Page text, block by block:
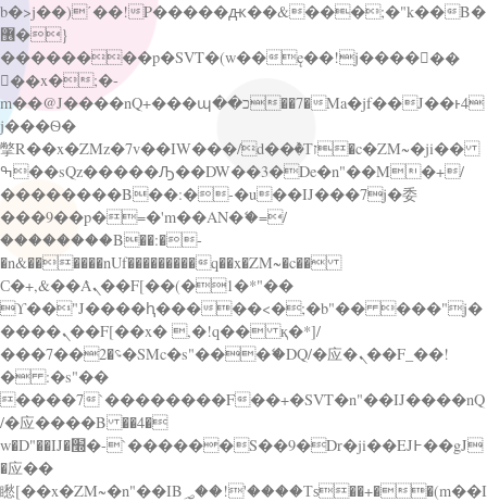
b�>j��)΄��!P�����ԫ��&���;�"k��B�
޶�}
��������p�SVT�(w��ę��!j������
��x�;�-
m��@J����nQ+���պ��כ��7�Ma�jf��J��ͱ4
j���Ѳ�
撆R��x�ZMz�7v��IW���/d��ٞ�Тז�c�ZM~�ji��
ߒ��sQz�����Ԡ��DW��3�De�n"��M�+/
��������B��:�-�u��IJ���7j�委
���9��p�=�'m��AN�ޭ�=/
��������B��:�-
�n&������nUf���������q��x�ZM~�c��
Ϲ�+,&��Ὰܢ��F[��(�1�*"��
ϒ��"J����ԧ�����<�;�b"�� ���"j�
����ܢ��F[��x� ,�!q�� қ�*]/
���؝�2��7�SMc�s"���ޭ�DQ/�应�ܢ��F_��!
� :�s"��
����7`��������F��+�SVT�n"��IJ����nQ
/�应����B ��4�
w�D"��IJ�׭�-`������S��9�Dr�ji��EJ߅��gJ
�应��
矁[��x�ZM~�n"��IB؃��!'����Тѕ��+��(m��I